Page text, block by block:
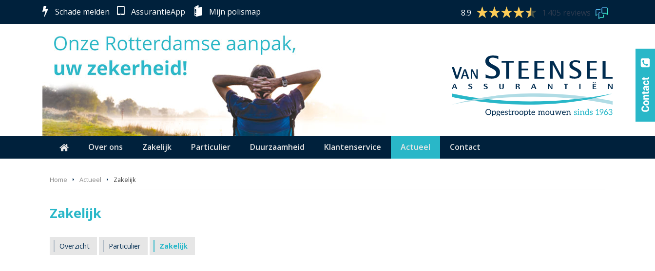
8.9 1.405 reviews
Schade melden AssurantieApp Mijn polismap
Over ons Zakelijk Particulier Duurzaamheid Klantenservice Actueel Contact
Home Actueel Zakelijk
Zakelijk
Overzicht Particulier Zakelijk